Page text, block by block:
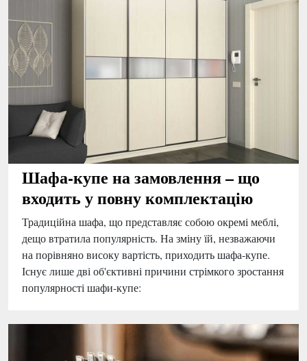
Шафа-купе на замовлення – що
входить у повну комплектацію
Традиційна шафа, що представляє собою окремі меблі,
дещо втратила популярність. На зміну їй, незважаючи
на порівняно високу вартість, приходить шафа-купе.
Існує лише дві об'єктивні причини стрімкого зростання
популярності шафи-купе: